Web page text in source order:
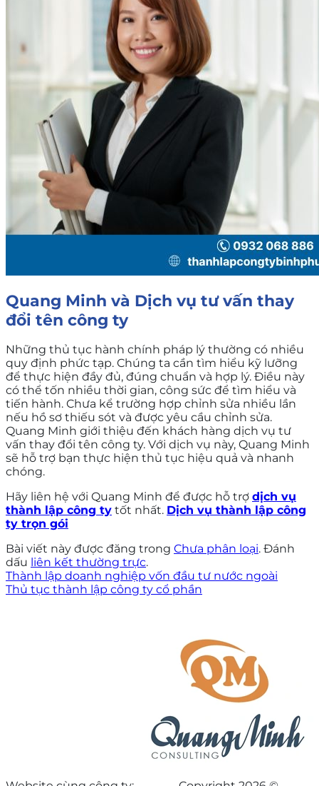
Quang Minh và Dịch vụ tư vấn thay
đổi tên công ty
Những thủ tục hành chính pháp lý thường có nhiều
quy định phức tạp. Chúng ta cần tìm hiểu kỹ lưỡng
để thực hiện đầy đủ, đúng chuẩn và hợp lý. Điều này
có thể tốn nhiều thời gian, công sức để tìm hiểu và
tiến hành. Chưa kể trường hợp chỉnh sửa nhiều lần
nếu hồ sơ thiếu sót và được yêu cầu chỉnh sửa.
Quang Minh giới thiệu đến khách hàng dịch vụ tư
vấn thay đổi tên công ty. Với dịch vụ này, Quang Minh
sẽ hỗ trợ bạn thực hiện thủ tục hiệu quả và nhanh
chóng.
Hãy liên hệ với Quang Minh để được hỗ trợ dịch vụ
thành lập công ty tốt nhất. Dịch vụ thành lập công
ty trọn gói
Bài viết này được đăng trong Chưa phân loại. Đánh
dấu liên kết thường trực.
Thành lập doanh nghiệp vốn đầu tư nước ngoài
Thủ tục thành lập công ty cổ phần